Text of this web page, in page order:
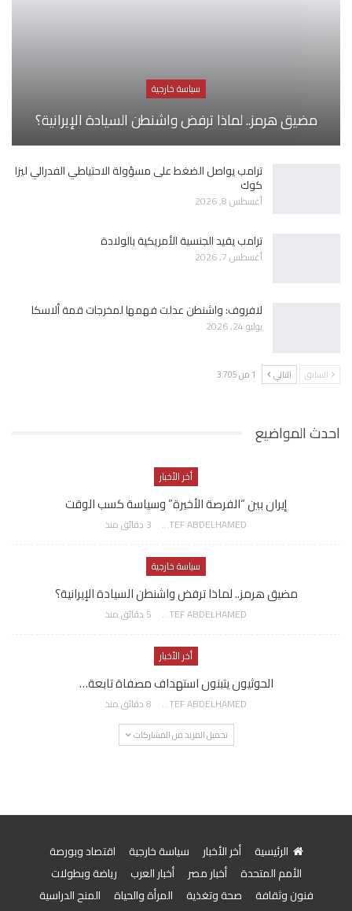
سياسة خارجية
مضيق هرمز.. لماذا ترفض واشنطن السيادة الإيرانية؟
ترامب يواصل الضغط على مسؤولة الاحتياطي الفدرالي ليزا
كوك
أغسطس 8, 2026
ترامب يقيد الجنسية الأمريكية بالولادة
أغسطس 7, 2026
لافروف: واشنطن عدلت فهمها لمخرجات قمة ألاسكا
يوليو 24, 2026
السابق التالي 1 من 3٬705
احدث المواضيع
أخر الأخبار
إيران بين “الفرصة الأخيرة” وسياسة كسب الوقت
AWATEF ABDELHAMED 3 دقائق منذ
سياسة خارجية
مضيق هرمز.. لماذا ترفض واشنطن السيادة الإيرانية؟
AWATEF ABDELHAMED 5 دقائق منذ
أخر الأخبار
الحوثيون يتبنون استهداف مصفاة تابعة…
AWATEF ABDELHAMED 8 دقائق منذ
تحميل المزيد من المشاركات
الرئيسية أخر الأخبار سياسة خارجية
اقتصاد وبورصة
الأمم المتحدة
أخبار مصر أخبار العرب
رياضة وبطولات
فنون وثقافة
صحة وتغذية المرأة والحياة
المنح الدراسية